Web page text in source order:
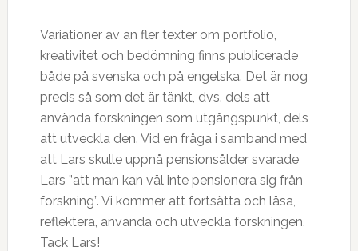
Variationer av än fler texter om portfolio,
kreativitet och bedömning finns publicerade
både på svenska och på engelska. Det är nog
precis så som det är tänkt, dvs. dels att
använda forskningen som utgångspunkt, dels
att utveckla den. Vid en fråga i samband med
att Lars skulle uppnå pensionsålder svarade
Lars ”att man kan väl inte pensionera sig från
forskning”. Vi kommer att fortsätta och läsa,
reflektera, använda och utveckla forskningen.
Tack Lars!